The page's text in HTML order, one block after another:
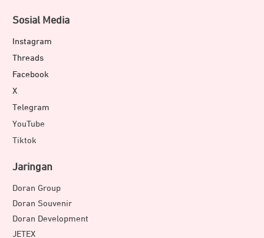
Rasakan kenyamanan maksimal saat menggunakan
sensasi sentuhan. Swipe lebih mulus, nyaman
Sosial Media
Instagram
Threads
Facebook
X
Telegram
YouTube
Tiktok
Jaringan
Doran Group
Doran Souvenir
Doran Development
JETEX